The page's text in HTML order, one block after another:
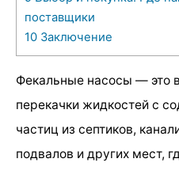
поставщики
10 Заключение
Фекальные насосы — это
перекачки жидкостей с
частиц из септиков,
подвалов и других мест,